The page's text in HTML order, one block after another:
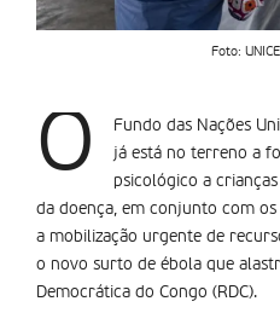
Foto:
O
Fundo das Nações
já está no terreno a
psicológico a
da doença, em conjunto com
a mobilização urgente de
o novo surto de ébola que
Democrática do Congo (RDC).